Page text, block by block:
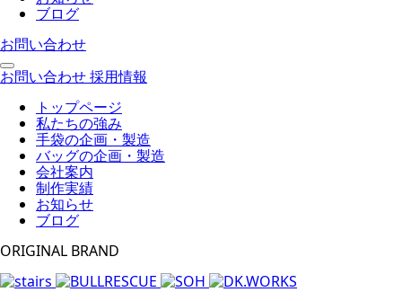
ブログ
お問い合わせ
お問い合わせ採用情報
トップページ
私たちの強み
手袋の企画・製造
バッグの企画・製造
会社案内
制作実績
お知らせ
ブログ
ORIGINAL BRAND